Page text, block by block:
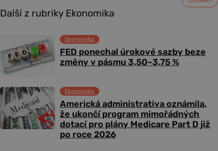
Další z rubriky Ekonomika
FED ponechal úrokové sazby beze
změny v pásmu 3,50–3,75 %
Ekonomika
Americká administrativa oznámila,
že ukončí program mimořádných
dotací pro plány Medicare Part D již
po roce 2026
Ekonomika